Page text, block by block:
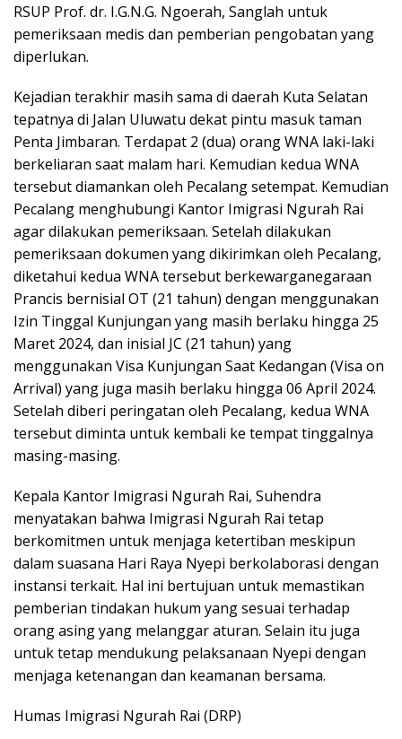
RSUP Prof. dr. I.G.N.G. Ngoerah, Sanglah untuk
pemeriksaan medis dan pemberian pengobatan yang
diperlukan.
Kejadian terakhir masih sama di daerah Kuta Selatan
tepatnya di Jalan Uluwatu dekat pintu masuk taman
Penta Jimbaran. Terdapat 2 (dua) orang WNA laki-laki
berkeliaran saat malam hari. Kemudian kedua WNA
tersebut diamankan oleh Pecalang setempat. Kemudian
Pecalang menghubungi Kantor Imigrasi Ngurah Rai
agar dilakukan pemeriksaan. Setelah dilakukan
pemeriksaan dokumen yang dikirimkan oleh Pecalang,
diketahui kedua WNA tersebut berkewarganegaraan
Prancis bernisial OT (21 tahun) dengan menggunakan
Izin Tinggal Kunjungan yang masih berlaku hingga 25
Maret 2024, dan inisial JC (21 tahun) yang
menggunakan Visa Kunjungan Saat Kedangan (Visa on
Arrival) yang juga masih berlaku hingga 06 April 2024.
Setelah diberi peringatan oleh Pecalang, kedua WNA
tersebut diminta untuk kembali ke tempat tinggalnya
masing-masing.
Kepala Kantor Imigrasi Ngurah Rai, Suhendra
menyatakan bahwa Imigrasi Ngurah Rai tetap
berkomitmen untuk menjaga ketertiban meskipun
dalam suasana Hari Raya Nyepi berkolaborasi dengan
instansi terkait. Hal ini bertujuan untuk memastikan
pemberian tindakan hukum yang sesuai terhadap
orang asing yang melanggar aturan. Selain itu juga
untuk tetap mendukung pelaksanaan Nyepi dengan
menjaga ketenangan dan keamanan bersama.
Humas Imigrasi Ngurah Rai (DRP)